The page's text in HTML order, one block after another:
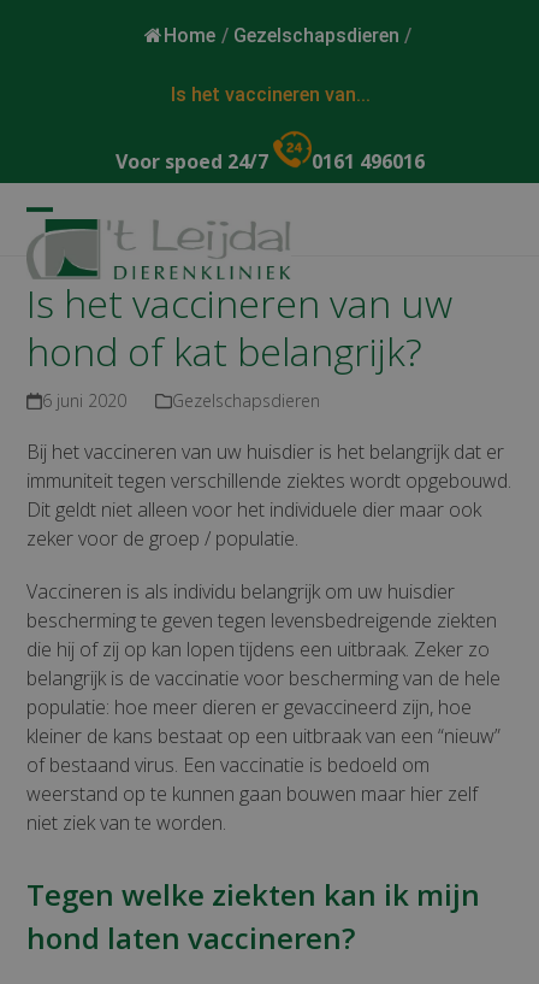
Home / Gezelschapsdieren /
Is het vaccineren van...
Voor spoed 24/7 0161 496016
Open
mobile
menu
Close
mobile
menu
Is het vaccineren van uw
hond of kat belangrijk?
6 juni 2020 Gezelschapsdieren
Bij het vaccineren van uw huisdier is het belangrijk dat er
immuniteit tegen verschillende ziektes wordt opgebouwd.
Dit geldt niet alleen voor het individuele dier maar ook
zeker voor de groep / populatie.
Vaccineren is als individu belangrijk om uw huisdier
bescherming te geven tegen levensbedreigende ziekten
die hij of zij op kan lopen tijdens een uitbraak. Zeker zo
belangrijk is de vaccinatie voor bescherming van de hele
populatie: hoe meer dieren er gevaccineerd zijn, hoe
kleiner de kans bestaat op een uitbraak van een “nieuw”
of bestaand virus. Een vaccinatie is bedoeld om
weerstand op te kunnen gaan bouwen maar hier zelf
niet ziek van te worden.
Tegen welke ziekten kan ik mijn
hond laten vaccineren?